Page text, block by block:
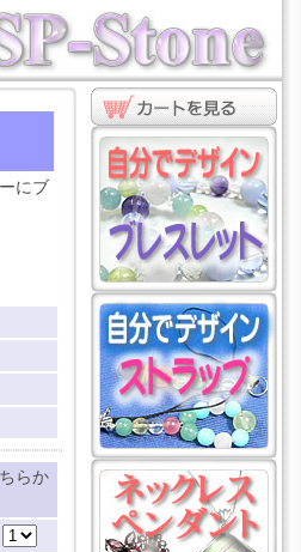
にブ
らか